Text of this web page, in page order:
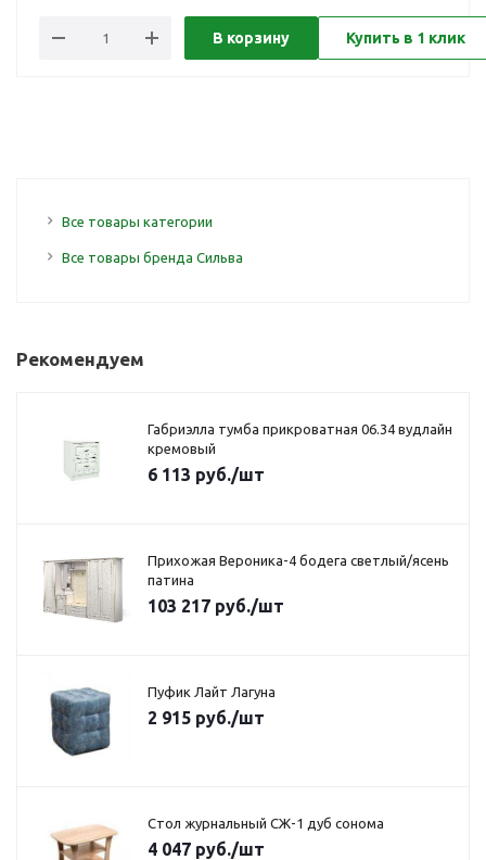
В корзину Купить в 1 клик
Все товары категории
Все товары бренда Сильва
Рекомендуем
Габриэлла тумба прикроватная 06.34 вудлайн
кремовый
6 113 руб./шт
Прихожая Вероника-4 бодега светлый/ясень
патина
103 217 руб./шт
Пуфик Лайт Лагуна
2 915 руб./шт
Стол журнальный СЖ-1 дуб сонома
4 047 руб./шт